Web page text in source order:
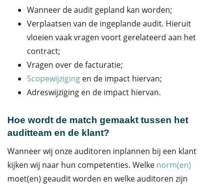
Wanneer de audit gepland kan worden;
Verplaatsen van de ingeplande audit. Hieruit
vloeien vaak vragen voort gerelateerd aan het
contract;
Vragen over de facturatie;
Scopewijziging en de impact hiervan;
Adreswijziging en de impact hiervan.
Hoe wordt de match gemaakt tussen het
auditteam en de klant?
Wanneer wij onze auditoren inplannen bij een klant
kijken wij naar hun competenties. Welke norm(en)
moet(en) geaudit worden en welke auditoren zijn